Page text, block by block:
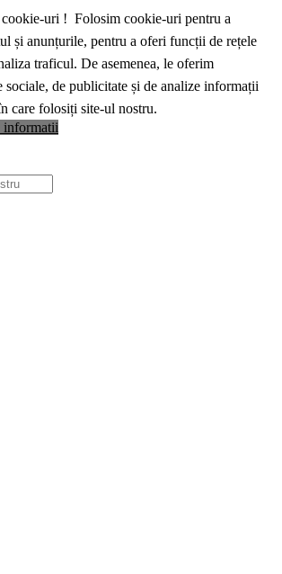
cookie-uri ! Folosim cookie-uri pentru a
și anunțurile, pentru a oferi funcții de rețele
traficul. De asemenea, le oferim
sociale, de publicitate și de analize informații
care folosiți site-ul nostru.
informatii